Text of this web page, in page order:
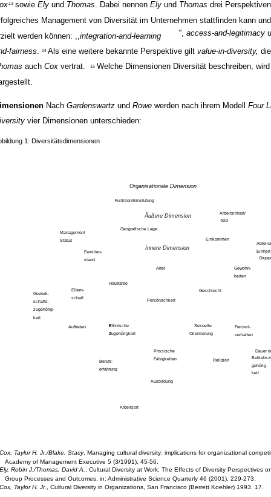
13 sowie Ely undThomas . Dabei nennen Elyund Thomas drei
Management von Diversität im Unternehmen stattfinden kann
werden können: ,,integration-and-learning ", access-and-legitimacy
fairness
14 Als eine weitere bekannte Perspektive gilt value-in-diversity,
auchCox vertrat. 15 Welche Dimensionen Diversität beschreiben,
Nach Gardenswartzund Rowe werden nach ihrem ModellFour
vier Dimensionen unterschieden:
1: Diversitätsdimensionen
Physische
Fähigkeiten
Ethnische
Zugehörigkeit
Geschlecht
Sexuelle
Orientierung
Äußere Dimension
Geografische Lage
Einkommen
Gewohn-
heiten
Freizeit-
verhalten
Familien-
stand
Eltern-
schaft
Religion
Ausbildung
Berufs-
erfahrung
E
Z
Auftreten
Innere Dimension
Persönlichkeit
Alter
Hautfarbe
Organisationale Dimension
Funktion/Einstufung
Arbeitsinhalt/
-feld
Einheit
Dauer
gehörig-
keit
Arbeitsort
Management
Status
Gewerk-
schafts-
zugehörig-
keit
Taylor H. Jr./Blake, Stacy, Managing cultural diversity: implications for organizational
Academy of Management Executive 5 (3/1991), 45-56.
Robin J./Thomas, David A., Cultural Diversity at Work: The Effects of Diversity Perspectives
Group Processes and Outcomes, in: Administrative Science Quarterly 46 (2001), 229-273.
Taylor H. Jr.
, Cultural Diversity in Organizations, San Francisco (Berrett Koehler) 1993. 17.